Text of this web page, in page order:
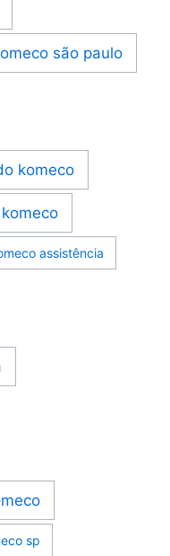
são paulo
komeco
assistência
sp